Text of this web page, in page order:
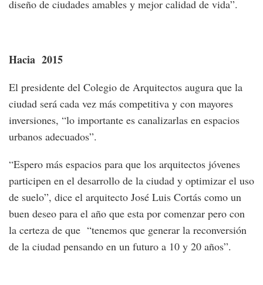
diseño de ciudades amables y mejor calidad de vida”.
Hacia 2015
El presidente del Colegio de Arquitectos augura que la
ciudad será cada vez más competitiva y con mayores
inversiones, “lo importante es canalizarlas en espacios
urbanos adecuados”.
“Espero más espacios para que los arquitectos jóvenes
participen en el desarrollo de la ciudad y optimizar el uso
de suelo”, dice el arquitecto José Luis Cortás como un
buen deseo para el año que esta por comenzar pero con
la certeza de que “tenemos que generar la reconversión
de la ciudad pensando en un futuro a 10 y 20 años”.